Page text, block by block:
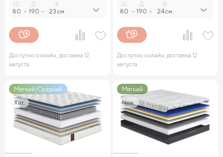
80 -
Д.
190 -
В.
23 см.
Доступно онлайн, доставка 12
августа
80 -
Д.
190 -
В.
24 см.
Доступно онлайн, доставка 12
августа
Мягкий/Средний
Хит
Мягкий
New